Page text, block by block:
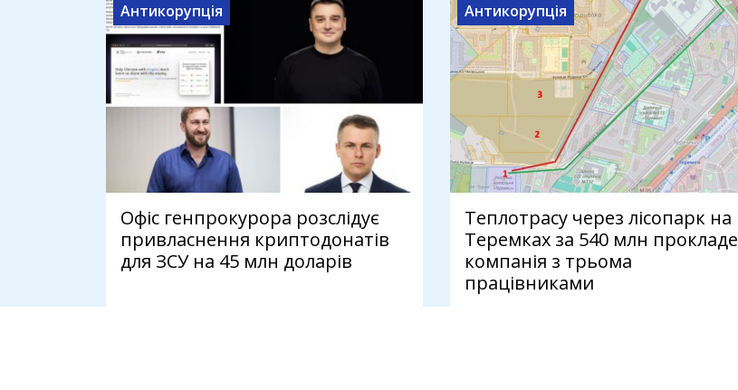
Антикорупція
Офіс генпрокурора розслідує
привласнення криптодонатів
для ЗСУ на 45 млн доларів
Антикорупція
Теплотрасу через лісопарк на
Теремках за 540 млн прокладе
компанія з трьома
працівниками